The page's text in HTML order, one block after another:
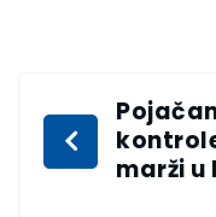
marži u